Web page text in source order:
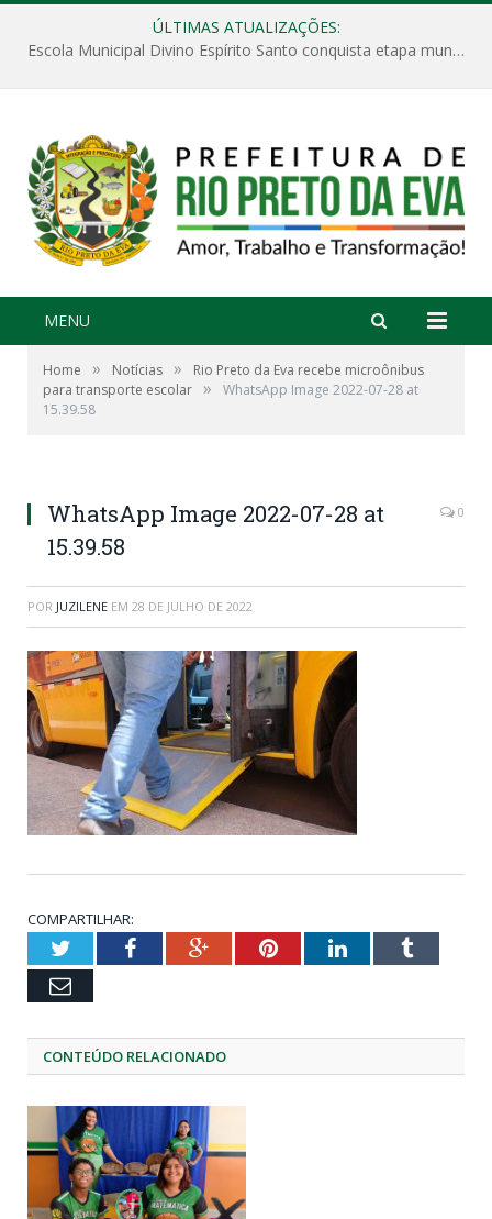
ÚLTIMAS ATUALIZAÇÕES:
Escola Municipal Divino Espírito Santo conquista etapa municipal da V Feira Amazonense de Matemática
MENU
Home » Notícias »
Rio Preto da Eva recebe microônibus
para transporte escolar »
WhatsApp Image 2022-07-28 at
15.39.58
WhatsApp Image 2022-07-28 at
15.39.58
0
POR JUZILENE EM 28 DE JULHO DE 2022
COMPARTILHAR:
TwitterFacebookGoogle+PinterestLinkedInTumblr
Email
CONTEÚDO RELACIONADO